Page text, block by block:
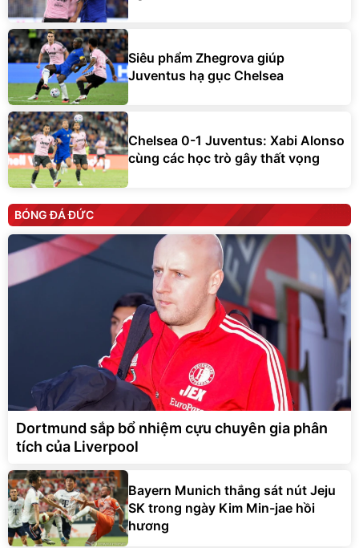
Siêu phẩm Zhegrova giúp
Juventus hạ gục Chelsea
Chelsea 0-1 Juventus: Xabi Alonso
cùng các học trò gây thất vọng
BÓNG ĐÁ ĐỨC
Dortmund sắp bổ nhiệm cựu chuyên gia phân
tích của Liverpool
Bayern Munich thắng sát nút Jeju
SK trong ngày Kim Min-jae hồi
hương